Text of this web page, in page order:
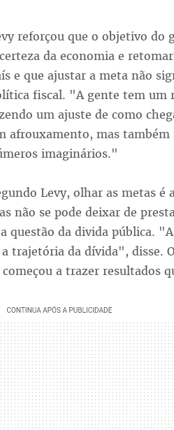
reforçou que o objetivo do
da economia e
e que ajustar a meta não
fiscal. "A gente tem um
um ajuste de como
afrouxamento, mas
imaginários."
Levy, olhar as metas é
não se pode deixar de
questão da divida pública.
trajetória da dívida", disse.
a trazer resultados